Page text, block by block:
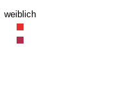
weiblich